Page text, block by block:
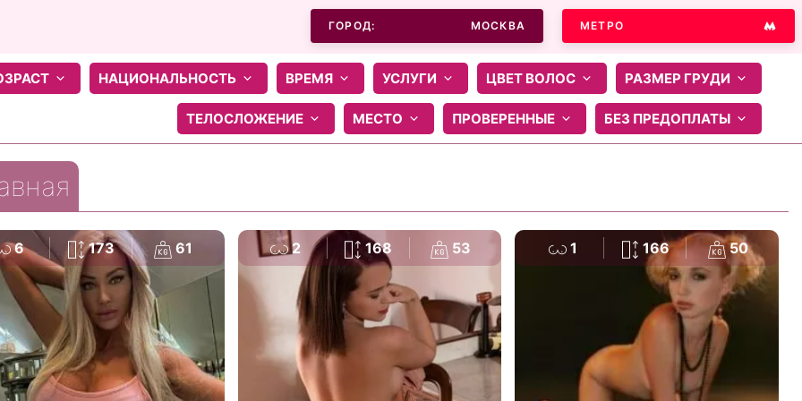
ГОРОД: МОСКВА МЕТРО
НАЦИОНАЛЬНОСТЬ ВРЕМЯ УСЛУГИ ЦВЕТ ВОЛОС РАЗМЕР ГРУДИ
ТЕЛОСЛОЖЕНИЕ МЕСТО ПРОВЕРЕННЫЕ БЕЗ ПРЕДОПЛАТЫ
6 173 61 2 168 53 1 166 50